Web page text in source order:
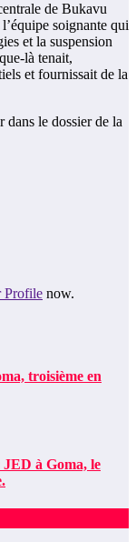
de Bukavu
soignante qui
et la suspension
là tenait,
et fournissait de la
dans le dossier de la
Profile now.
troisième en
à Goma, le